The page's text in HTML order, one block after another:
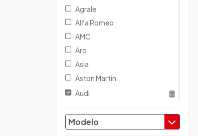
Agrale
Alfa Romeo
AMC
Aro
Asia
Aston Martin
Audi
Baic
Modelo